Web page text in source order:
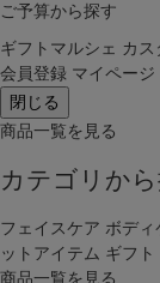
ご予算から探す
ギフトマルシェ カ
会員登録 マイページ
閉じる
商品一覧を見る
カテゴリか
フェイスケア ボディ
ットアイテム ギフト
商品一覧を見る